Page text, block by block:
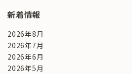
新着情報
2026年8月
2026年7月
2026年6月
2026年5月